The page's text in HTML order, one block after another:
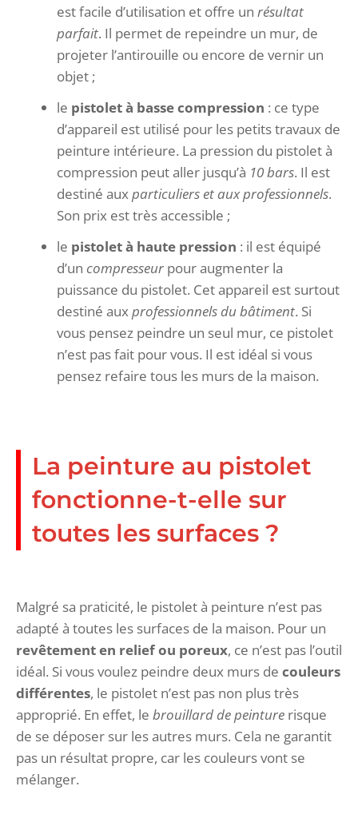
est facile d’utilisation et offre un résultat
parfait. Il permet de repeindre un mur, de
projeter l’antirouille ou encore de vernir un
objet ;
le pistolet à basse compression : ce type
d’appareil est utilisé pour les petits travaux de
peinture intérieure. La pression du pistolet à
compression peut aller jusqu’à 10 bars. Il est
destiné auxparticuliers et aux professionnels.
Son prix est très accessible ;
le pistolet à haute pression : il est équipé
d’un compresseur pour augmenter la
puissance du pistolet. Cet appareil est surtout
destiné auxprofessionnels du bâtiment. Si
vous pensez peindre un seul mur, ce pistolet
n’est pas fait pour vous. Il est idéal si vous
pensez refaire tous les murs de la maison.
La peinture au pistolet
fonctionne-t-elle sur
toutes les surfaces ?
Malgré sa praticité, le pistolet à peinture n’est pas
adapté à toutes les surfaces de la maison. Pour un
revêtement en relief ou poreux, ce n’est pas l’outil
idéal. Si vous voulez peindre deux murs de couleurs
différentes, le pistolet n’est pas non plus très
approprié. En effet, le brouillard de peinture risque
de se déposer sur les autres murs. Cela ne garantit
pas un résultat propre, car les couleurs vont se
mélanger.